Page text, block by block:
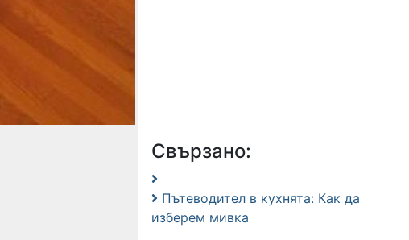
Свързано:
Пътеводител в кухнята: Как да
изберем мивка